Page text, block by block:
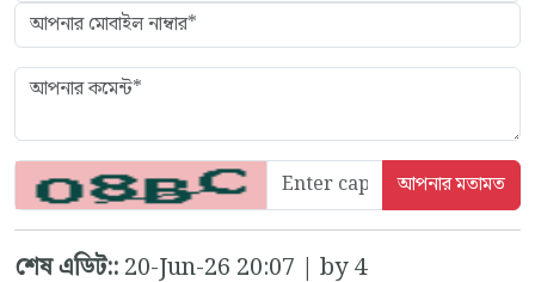
শেষ এডিট::20-Jun-26 20:07 | by 4